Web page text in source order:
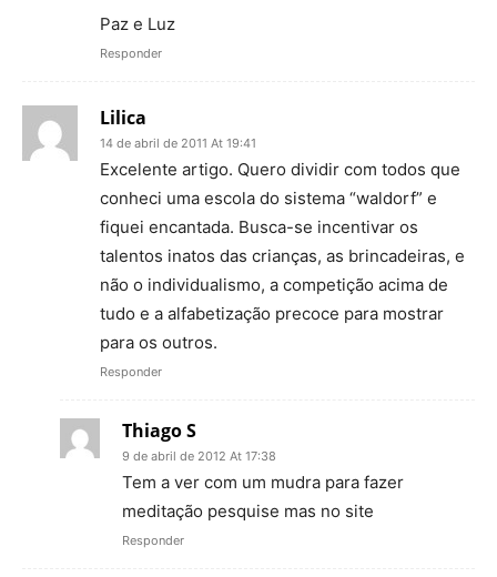
Paz e Luz
Responder
Lilica
14 de abril de 2011 At 19:41
Excelente artigo. Quero dividir com todos que
conheci uma escola do sistema “waldorf” e
fiquei encantada. Busca-se incentivar os
talentos inatos das crianças, as brincadeiras, e
não o individualismo, a competição acima de
tudo e a alfabetização precoce para mostrar
para os outros.
Responder
Thiago S
9 de abril de 2012 At 17:38
Tem a ver com um mudra para fazer
meditação pesquise mas no site
Responder